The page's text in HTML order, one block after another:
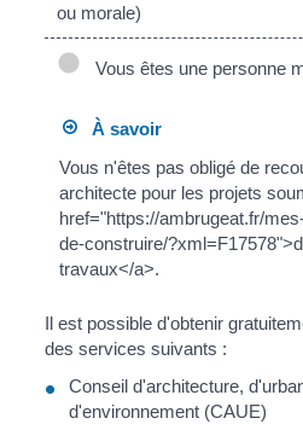
ou morale)
Vous êtes une personne
À savoir
Vous n'êtes pas obligé de
architecte pour les projets
href="https://ambrugeat.fr/
de-construire/
travaux</a>.
Il est possible d'obtenir
des services suivants :
Conseil d'architecture,
d'environnement (CAUE)